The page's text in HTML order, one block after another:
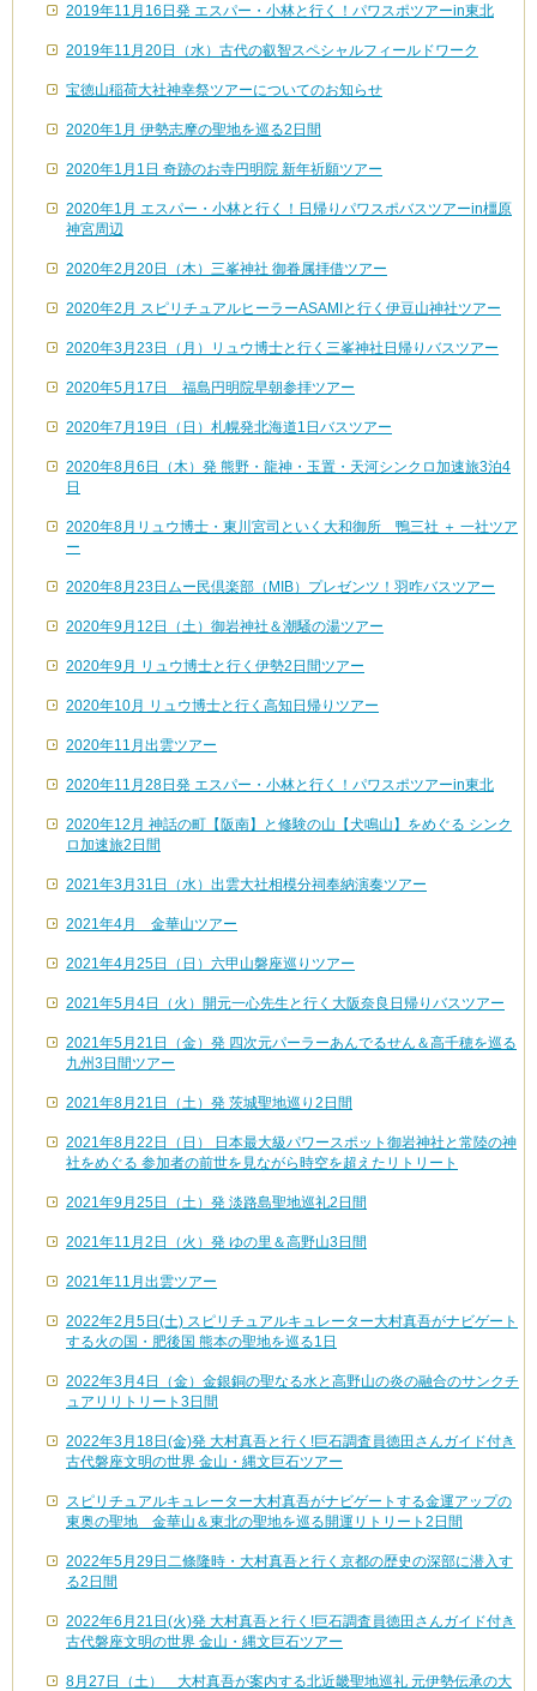
2019年11月16日発 エスパー・小林と行く！パワスポツアーin東北
2019年11月20日（水）古代の叡智スペシャルフィールドワーク
宝徳山稲荷大社神幸祭ツアーについてのお知らせ
2020年1月 伊勢志摩の聖地を巡る2日間
2020年1月1日 奇跡のお寺円明院 新年祈願ツアー
2020年1月 エスパー・小林と行く！日帰りパワスポバスツアーin橿原
神宮周辺
2020年2月20日（木）三峯神社 御眷属拝借ツアー
2020年2月 スピリチュアルヒーラーASAMIと行く伊豆山神社ツアー
2020年3月23日（月）リュウ博士と行く三峯神社日帰りバスツアー
2020年5月17日 福島円明院早朝参拝ツアー
2020年7月19日（日）札幌発北海道1日バスツアー
2020年8月6日（木）発 熊野・龍神・玉置・天河シンクロ加速旅3泊4
日
2020年8月リュウ博士・東川宮司といく大和御所 鴨三社 ＋ 一社ツア
ー
2020年8月23日ムー民倶楽部（MIB）プレゼンツ！羽咋バスツアー
2020年9月12日（土）御岩神社＆潮騒の湯ツアー
2020年9月 リュウ博士と行く伊勢2日間ツアー
2020年10月 リュウ博士と行く高知日帰りツアー
2020年11月出雲ツアー
2020年11月28日発 エスパー・小林と行く！パワスポツアーin東北
2020年12月 神話の町【阪南】と修験の山【犬鳴山】をめぐる シンク
ロ加速旅2日間
2021年3月31日（水）出雲大社相模分祠奉納演奏ツアー
2021年4月 金華山ツアー
2021年4月25日（日）六甲山磐座巡りツアー
2021年5月4日（火）開元一心先生と行く大阪奈良日帰りバスツアー
2021年5月21日（金）発 四次元パーラーあんでるせん＆高千穂を巡る
九州3日間ツアー
2021年8月21日（土）発 茨城聖地巡り2日間
2021年8月22日（日） 日本最大級パワースポット御岩神社と常陸の神
社をめぐる 参加者の前世を見ながら時空を超えたリトリート
2021年9月25日（土）発 淡路島聖地巡礼2日間
2021年11月2日（火）発 ゆの里＆高野山3日間
2021年11月出雲ツアー
2022年2月5日(土) スピリチュアルキュレーター大村真吾がナビゲート
する火の国・肥後国 熊本の聖地を巡る1日
2022年3月4日（金）金銀銅の聖なる水と高野山の炎の融合のサンクチ
ュアリリトリート3日間
2022年3月18日(金)発 大村真吾と行く!巨石調査員徳田さんガイド付き
古代磐座文明の世界 金山・縄文巨石ツアー
スピリチュアルキュレーター大村真吾がナビゲートする金運アップの
東奥の聖地 金華山＆東北の聖地を巡る開運リトリート2日間
2022年5月29日二條隆時・大村真吾と行く京都の歴史の深部に潜入す
る2日間
2022年6月21日(火)発 大村真吾と行く!巨石調査員徳田さんガイド付き
古代磐座文明の世界 金山・縄文巨石ツアー
8月27日（土） 大村真吾が案内する北近畿聖地巡礼 元伊勢伝承の大